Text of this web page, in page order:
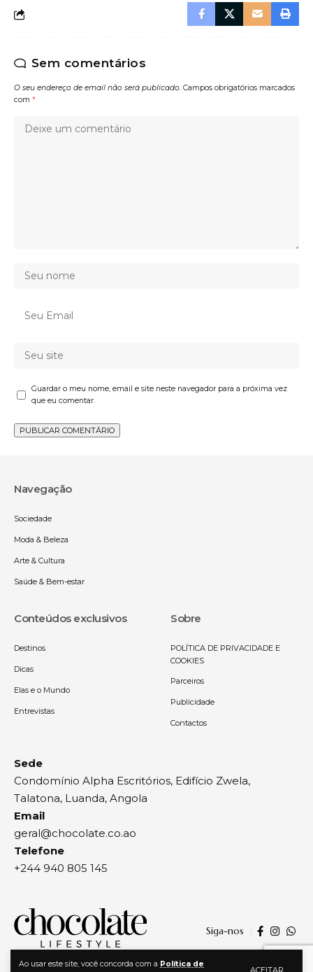
Ao usar este site, você concorda com a Política de
ACEITAR
Sem comentários
O seu endereço de email não será publicado. Campos obrigatórios marcados
com *
Guardar o meu nome, email e site neste navegador para a próxima vez
que eu comentar.
Navegação
Sociedade
Moda & Beleza
Arte & Cultura
Saúde & Bem-estar
Conteúdos exclusivos
Destinos
Dicas
Elas e o Mundo
Entrevistas
Sobre
POLÍTICA DE PRIVACIDADE E
COOKIES
Parceiros
Publicidade
Contactos
Sede
Condomínio Alpha Escritórios, Edifício Zwela,
Talatona, Luanda, Angola
Email
geral@chocolate.co.ao
Telefone
+244 940 805 145
Siga-nos